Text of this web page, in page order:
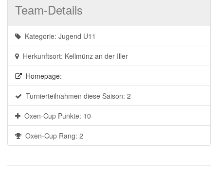
Team-Details
Kategorie: Jugend U11
Herkunftsort: Kellmünz an der Iller
Homepage:
Turnierteilnahmen diese Saison: 2
Oxen-Cup Punkte: 10
Oxen-Cup Rang: 2